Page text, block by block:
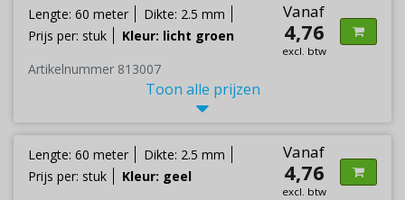
Lengte: 60 meter
Dikte: 2.5 mm
Prijs per: stuk
Kleur: licht groen
Vanaf
4,76
excl. btw
Artikelnummer 813007
Toon alle prijzen
Lengte: 60 meter
Dikte: 2.5 mm
Prijs per: stuk
Kleur: geel
Vanaf
4,76
excl. btw